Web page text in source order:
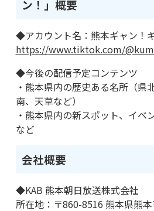
ン！」概要
◆アカウント名：熊本ギャン！
https://www.tiktok.com/
◆今後の配信予定コンテンツ
・熊本県内の歴史ある名所（県
南、天草など）
・熊本県内の新スポット、イベ
など
会社概要
◆KAB 熊本朝日放送株式会社
所在地：〒860-8516 熊本県熊